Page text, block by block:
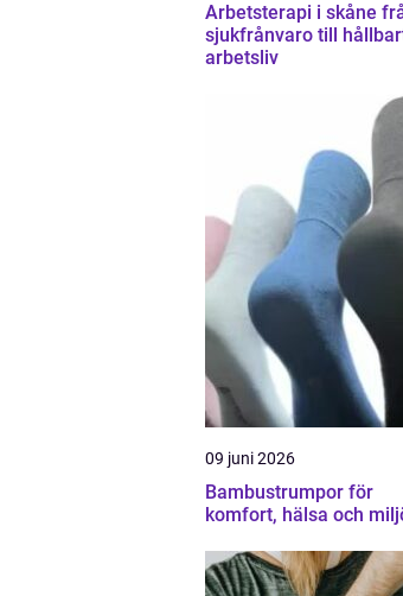
Arbetsterapi i skåne från
sjukfrånvaro till
arbetsliv
09 juni 2026
Bambustrumpor för
komfort, hälsa och